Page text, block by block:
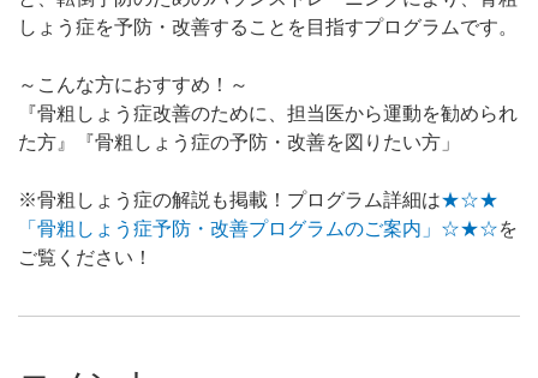
しょう症を予防・改善することを目指すプログラムです。
～こんな方におすすめ！～
『骨粗しょう症改善のために、担当医から運動を勧められ
た方』『骨粗しょう症の予防・改善を図りたい方」
※骨粗しょう症の解説も掲載！プログラム詳細は★☆★
「骨粗しょう症予防・改善プログラムのご案内」☆★☆を
ご覧ください！